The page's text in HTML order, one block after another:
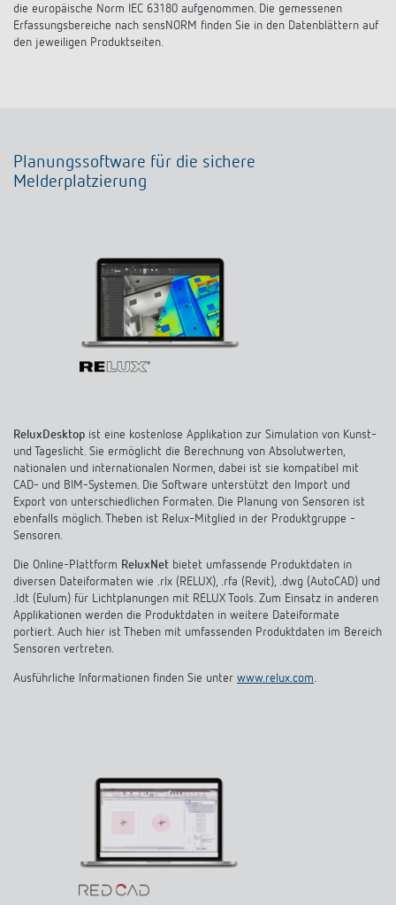
die europäische Norm IEC 63180 aufgenommen. Die gemessenen
Erfassungsbereiche nach sensNORM finden Sie in den Datenblättern auf
den jeweiligen Produktseiten.
Planungssoftware für die sichere
Melderplatzierung
ReluxDesktop ist eine kostenlose Applikation zur Simulation von Kunst-
und Tageslicht. Sie ermöglicht die Berechnung von Absolutwerten,
nationalen und internationalen Normen, dabei ist sie kompatibel mit
CAD- und BIM-Systemen. Die Software unterstützt den Import und
Export von unterschiedlichen Formaten. Die Planung von Sensoren ist
ebenfalls möglich. Theben ist Relux-Mitglied in der Produkt­gruppe ­
Sensoren.
Die Online-Plattform ReluxNet bietet umfassende Produktdaten in
diversen Dateiformaten wie .rlx (RELUX), .rfa (Revit), .dwg (AutoCAD) und
.ldt (Eulum) für Lichtplanungen mit RELUX Tools. Zum Einsatz in anderen
Applikationen werden die Produktdaten in weitere Dateiformate
portiert. Auch hier ist Theben mit umfassenden Produktdaten im Bereich
Sensoren vertreten.
Ausführliche Informationen finden Sie unter www.relux.com.